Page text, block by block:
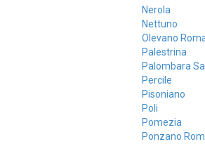
Nerola
Nettuno
Olevano
Palestrina
Palombara
Percile
Pisoniano
Poli
Pomezia
Ponzano